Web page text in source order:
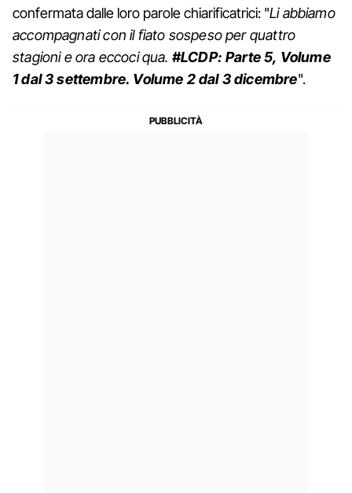
confermata dalle loro parole chiarificatrici: "Li abbiamo
accompagnati con il fiato sospeso per quattro
stagioni e ora eccoci qua. #LCDP: Parte 5, Volume
1 dal 3 settembre. Volume 2 dal 3 dicembre".